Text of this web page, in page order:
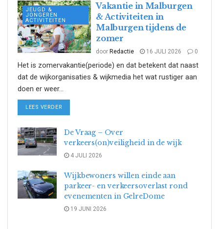
JEUGD &
JONGEREN
ACTIVITEITEN
Vakantie in Malburgen
& Activiteiten in
Malburgen tijdens de
zomer
door Redactie 16 JULI 2026 0
Het is zomervakantie(periode) en dat betekent dat naast
dat de wijkorganisaties & wijkmedia het wat rustiger aan
doen er weer...
LEES VERDER
De Vraag – Over
verkeers(on)veiligheid in de wijk
4 JULI 2026
Wijkbewoners willen einde aan
parkeer- en verkeersoverlast rond
evenementen in GelreDome
19 JUNI 2026